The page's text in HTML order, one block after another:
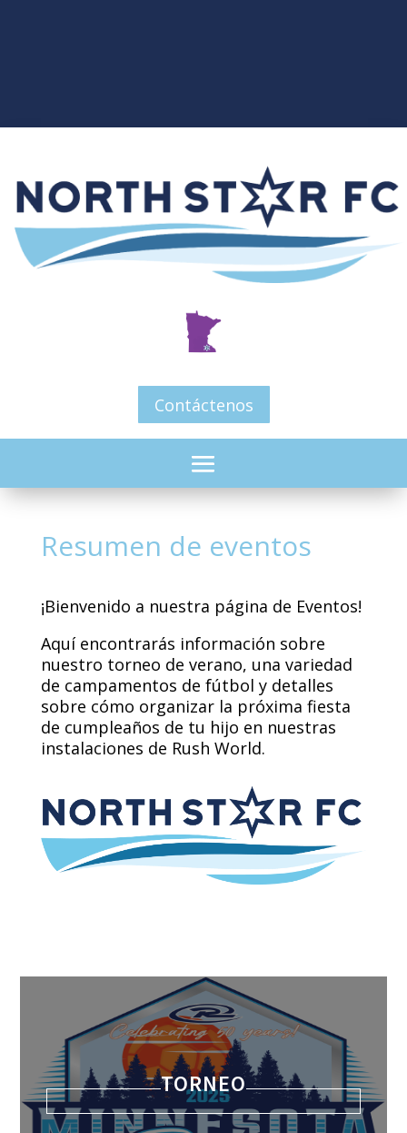
Contáctenos
Resumen de eventos
¡Bienvenido a nuestra página de Eventos!
Aquí encontrarás información sobre
nuestro torneo de verano, una variedad
de campamentos de fútbol y detalles
sobre cómo organizar la próxima fiesta
de cumpleaños de tu hijo en nuestras
instalaciones de Rush World.
TORNEO